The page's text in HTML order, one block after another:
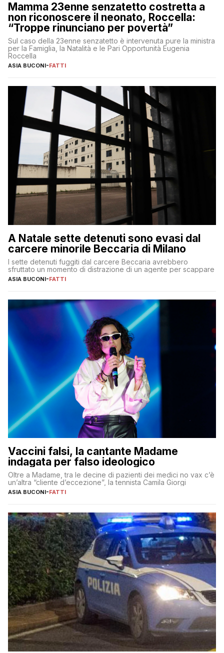
Mamma 23enne senzatetto costretta a
non riconoscere il neonato, Roccella:
“Troppe rinunciano per povertà”
Sul caso della 23enne senzatetto è intervenuta pure la ministra
per la Famiglia, la Natalità e le Pari Opportunità Eugenia
Roccella
ASIA BUCONI-FATTI
A Natale sette detenuti sono evasi dal
carcere minorile Beccaria di Milano
I sette detenuti fuggiti dal carcere Beccaria avrebbero
sfruttato un momento di distrazione di un agente per scappare
ASIA BUCONI-FATTI
Vaccini falsi, la cantante Madame
indagata per falso ideologico
Oltre a Madame, tra le decine di pazienti dei medici no vax c’è
un’altra “cliente d’eccezione”, la tennista Camila Giorgi
ASIA BUCONI-FATTI